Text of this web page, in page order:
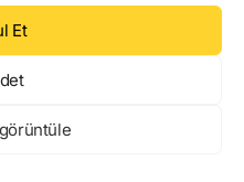
Et
veya adil olmayan
etmek ve önlemek
ortamda işlem